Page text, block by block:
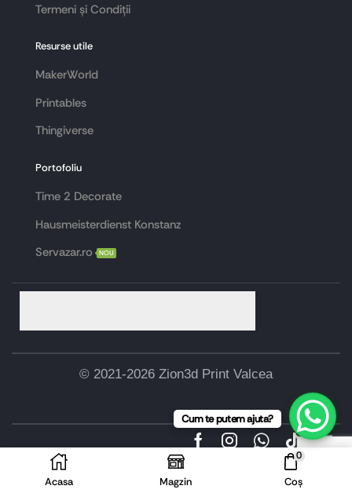
Acasa Magzin
0
Coș
Termeni și Condiții
Resurse utile
MakerWorld
Printables
Thingiverse
Portofoliu
Time 2 Decorate
Hausmeisterdienst Konstanz
Servazar.ro
NOU
© 2021-2026 Zion3d Print Valcea
Cum te putem ajuta?